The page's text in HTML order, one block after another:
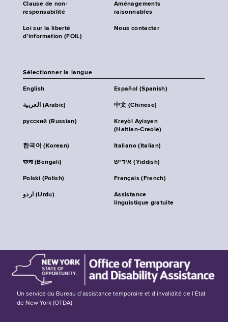
Clause de non-
responsabilité
Aménagements
raisonnables
Loi sur la liberté
d’information (FOIL)
Nous contacter
Sélectionner la langue
English Español (Spanish)
العربية (Arabic) 中文 (Chinese)
русский (Russian)
Kreyòl Ayisyen
(Haitian-Creole)
한국어 (Korean) Italiano (Italian)
বাংলা (Bengali) אידיש (Yiddish)
Polski (Polish) Français (French)
اردو (Urdu)
Assistance
linguistique gratuite
Un service du Bureau d’assistance temporaire et d’invalidité de l’État
de New York (OTDA)